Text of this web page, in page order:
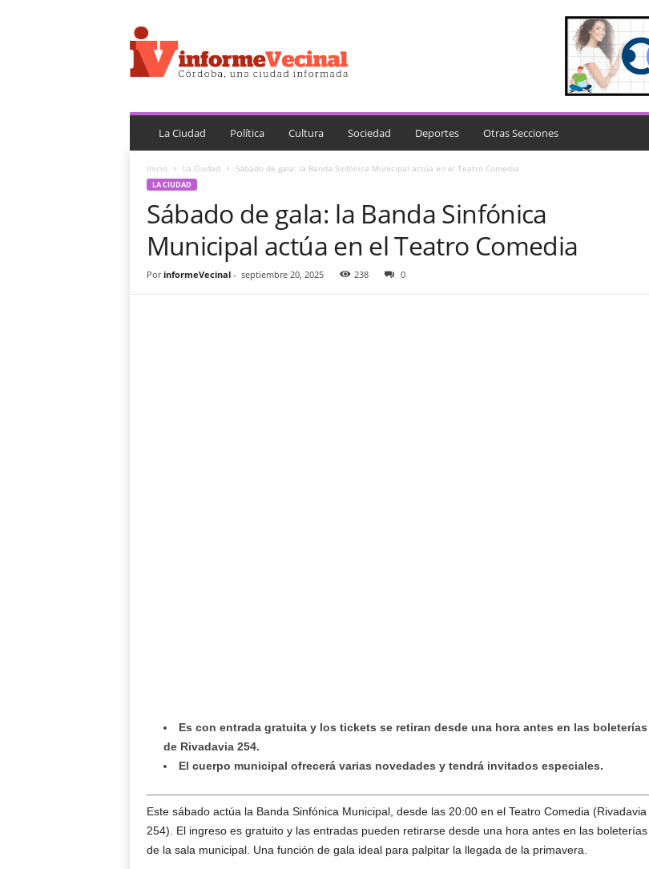
n
f
o
e
e
La Ciudad Política Cultura Sociedad Deportes Otras Secciones
Inicio La Ciudad Sábado de gala: la Banda Sinfónica Municipal actúa en el Teatro Comedia
LA CIUDAD
Sábado de gala: la Banda Sinfónica
Municipal actúa en el Teatro Comedia
Por informeVecinal- septiembre 20, 2025 238 0
Es con entrada gratuita y los tickets se retiran desde una hora antes en las boleterías
de Rivadavia 254.
El cuerpo municipal ofrecerá varias novedades y tendrá invitados especiales.
Este sábado actúa la Banda Sinfónica Municipal, desde las 20:00 en el Teatro Comedia (Rivadavia
254). El ingreso es gratuito y las entradas pueden retirarse desde una hora antes en las boleterías
de la sala municipal. Una función de gala ideal para palpitar la llegada de la primavera.